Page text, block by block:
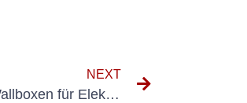
NEXT
Die Vorteile der Verwendung von E-Check-Wallboxen für Elektrofahrzeuge